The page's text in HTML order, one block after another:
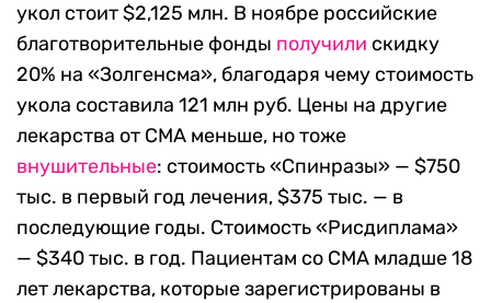
укол стоит $2,125 млн. В ноябре российские
благотворительные фонды получили скидку
20% на «Золгенсма», благодаря чему стоимость
укола составила 121 млн руб. Цены на другие
лекарства от СМА меньше, но тоже
внушительные: стоимость «Спинразы» — $750
тыс. в первый год лечения, $375 тыс. — в
последующие годы. Стоимость «Рисдиплама»
— $340 тыс. в год. Пациентам со СМА младше 18
лет лекарства, которые зарегистрированы в